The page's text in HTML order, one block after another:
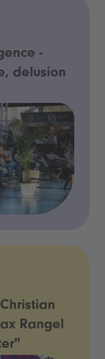
-
delusion
Rangel